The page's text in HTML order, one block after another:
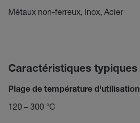
Métaux non-ferreux, Inox, Acier
Caractéristiques typiques
Plage de température d'utilisation
120 – 300 °C